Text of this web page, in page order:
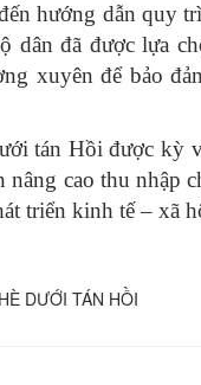
hướng dẫn quy
đã được lựa
xuyên để bảo
tán Hồi được kỳ
cao thu nhập
triển kinh tế – xã
DƯỚI TÁN HỒI